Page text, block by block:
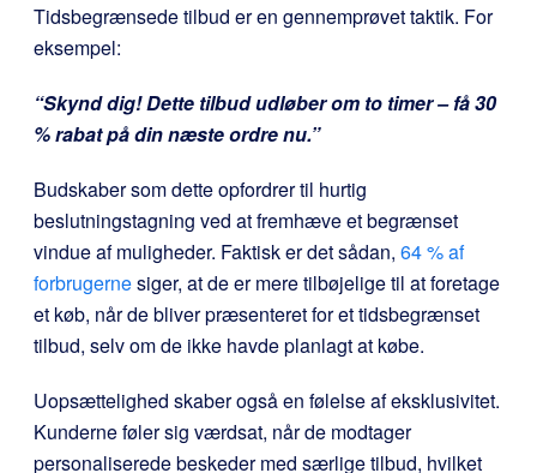
Tidsbegrænsede tilbud er en gennemprøvet taktik. For
eksempel:
“Skynd dig! Dette tilbud udløber om to timer – få 30
% rabat på din næste ordre nu.”
Budskaber som dette opfordrer til hurtig
beslutningstagning ved at fremhæve et begrænset
vindue af muligheder. Faktisk er det sådan, 64 % af
forbrugernesiger, at de er mere tilbøjelige til at foretage
et køb, når de bliver præsenteret for et tidsbegrænset
tilbud, selv om de ikke havde planlagt at købe.
Uopsættelighed skaber også en følelse af eksklusivitet.
Kunderne føler sig værdsat, når de modtager
personaliserede beskeder med særlige tilbud, hvilket